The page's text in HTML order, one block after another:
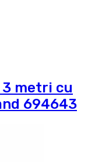
metri cu
694643